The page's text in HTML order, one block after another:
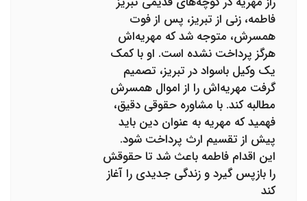
فاطمه، زنی از تبریز، پس از فوت
همسرش، متوجه شد که مهریه‌اش
هرگز پرداخت نشده است. او با کمک
یک وکیل باسواد در تبریز، تصمیم
گرفت مهریه‌اش را از اموال همسرش
مطالبه کند. با مشاوره حقوقی دقیق،
فهمید که مهریه به عنوان دین باید
پیش از تقسیم ارث پرداخت شود.
این اقدام فاطمه باعث شد تا حقوقش
را بازپس گیرد و زندگی جدیدی را آغاز
کند